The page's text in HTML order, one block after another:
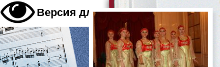
Версия для слабовидящих A A A